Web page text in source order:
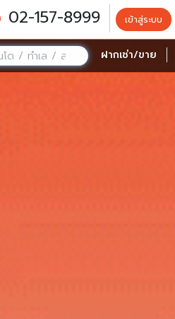
02-157-8999 เข้าสู่ระบบ
ฝากเช่า/ขาย